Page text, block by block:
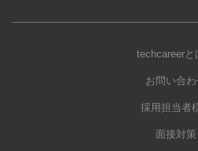
techcareerと
お問い合
採用担当者
面接対策